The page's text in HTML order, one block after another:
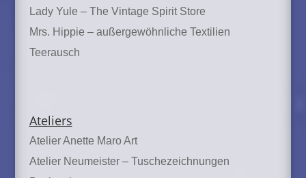
Lady Yule – The Vintage Spirit Store
Mrs. Hippie – außergewöhnliche Textilien
Teerausch
Ateliers
Atelier Anette Maro Art
Atelier Neumeister – Tuschezeichnungen